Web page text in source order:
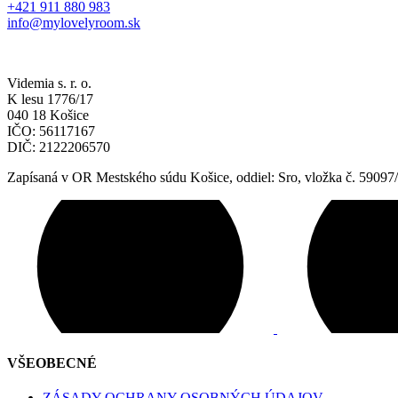
+421 911 880 983
info@mylovelyroom.sk
Videmia s. r. o.
K lesu 1776/17
040 18 Košice
IČO: 56117167
DIČ: 2122206570
Zapísaná v OR Mestského súdu Košice, oddiel: Sro, vložka č.
VŠEOBECNÉ